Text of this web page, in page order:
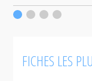
FICHES LES